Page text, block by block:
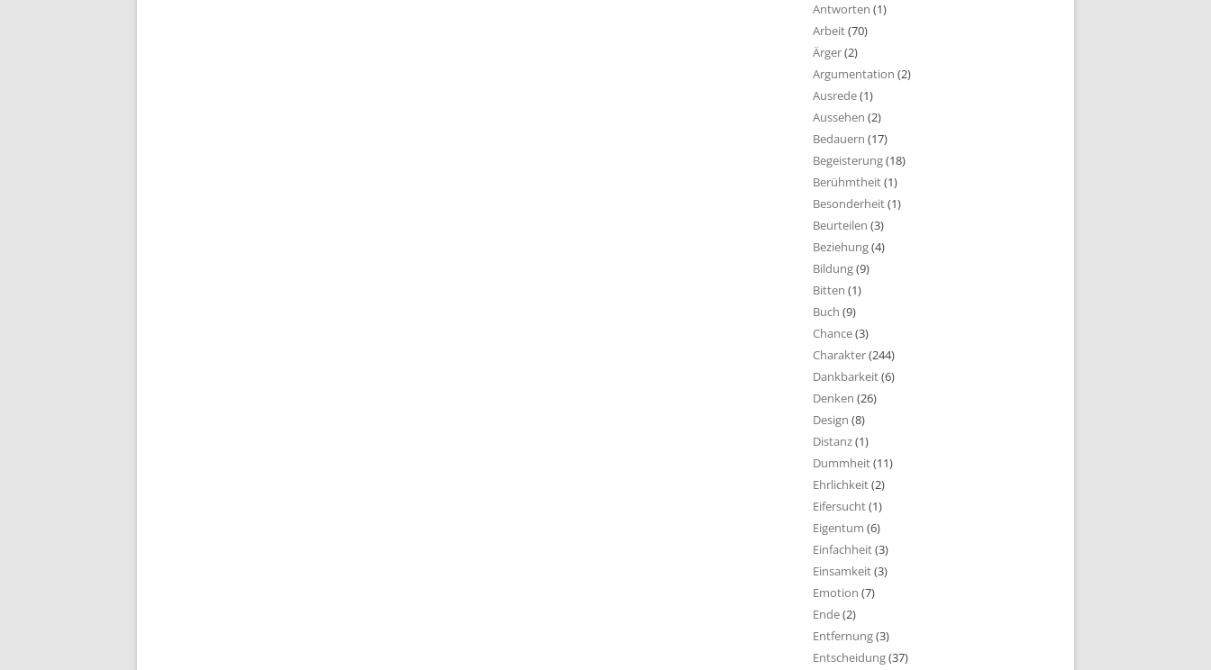
Antworten (1)
Arbeit(70)
Ärger(2)
Argumentation (2)
Ausrede(1)
Aussehen (2)
Bedauern (17)
Begeisterung(18)
Berühmtheit(1)
Besonderheit(1)
Beurteilen (3)
Beziehung(4)
Bildung(9)
Bitten (1)
Buch (9)
Chance(3)
Charakter(244)
Dankbarkeit(6)
Denken (26)
Design (8)
Distanz(1)
Dummheit(11)
Ehrlichkeit(2)
Eifersucht(1)
Eigentum (6)
Einfachheit(3)
Einsamkeit(3)
Emotion (7)
Ende(2)
Entfernung(3)
Entscheidung(37)